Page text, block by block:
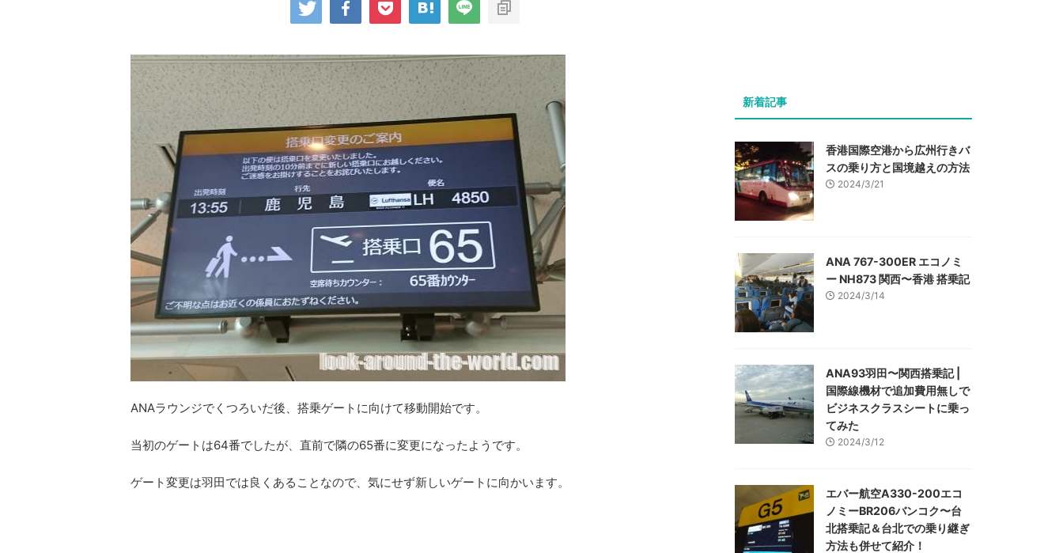
ANAラウンジでくつろいだ後、搭乗ゲートに向けて移動開始です。
当初のゲートは64番でしたが、直前で隣の65番に変更になったようです。
ゲート変更は羽田では良くあることなので、気にせず新しいゲートに向かいます。
新着記事
香港国際空港から広州行きバ
スの乗り方と国境越えの方法
2024/3/21
ANA 767-300ER エコノミ
ー NH873 関西〜香港 搭乗記
2024/3/14
ANA93羽田〜関西搭乗記 |
国際線機材で追加費用無しで
ビジネスクラスシートに乗っ
てみた
2024/3/12
エバー航空A330-200エコ
ノミーBR206バンコク〜台
北搭乗記＆台北での乗り継ぎ
方法も併せて紹介！